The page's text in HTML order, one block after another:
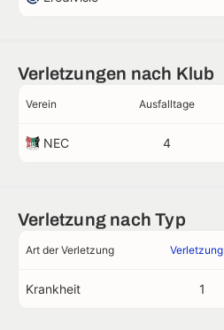
Verletzungen nach Klub
Verein Ausfalltage
NEC 4
Verletzung nach Typ
Art der Verletzung Verletzung
Krankheit 1